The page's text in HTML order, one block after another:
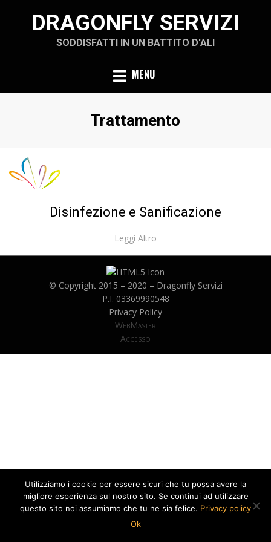
DRAGONFLY SERVIZI
SODDISFATTI IN UN BATTITO D'ALI
MENU
Tag
:
Trattamento
Disinfezione e Sanificazione
Leggi Altro
© Copyright 2015 – 2020 – Dragonfly Servizi
P.I. 03369990548
Privacy Policy
WebMaster
Accesso
Anther Theme byDesignOrbital⋅Powered byWordPress
Utilizziamo i cookie per essere sicuri che tu possa avere la
migliore esperienza sul nostro sito. Se continui ad utilizzare
questo sito noi assumiamo che tu ne sia felice. Privacy policy
Ok